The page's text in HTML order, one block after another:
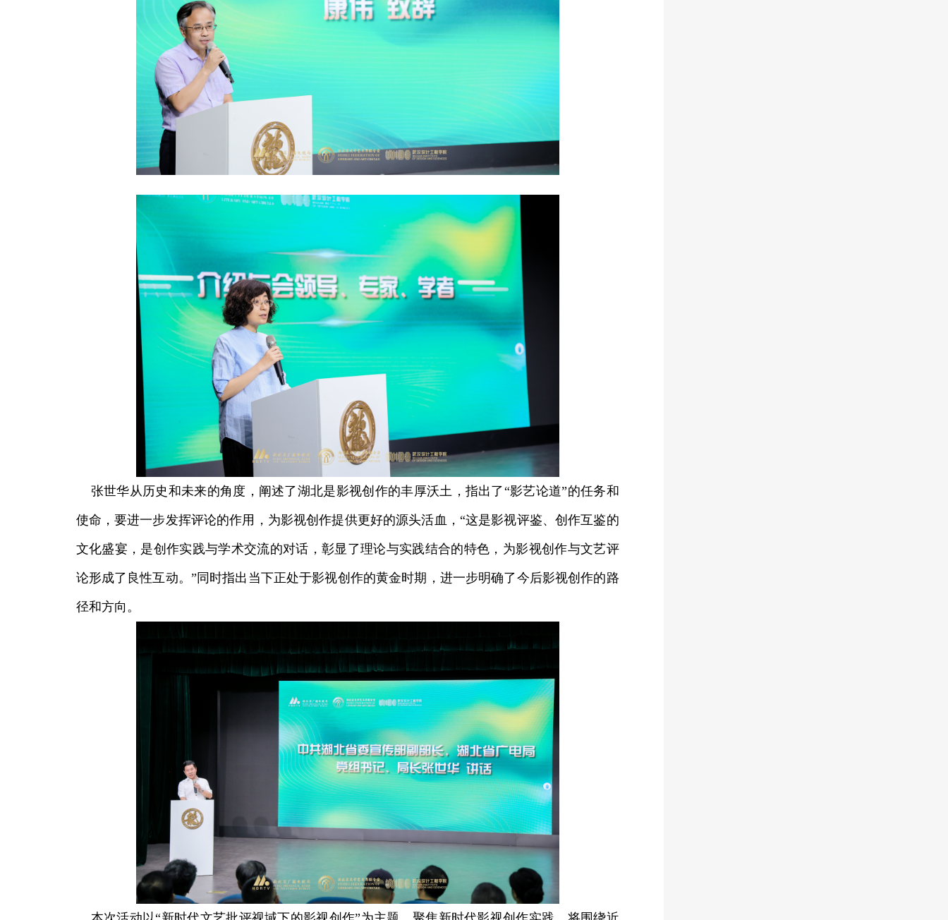
张世华从历史和未来的角度，阐述了湖北是影视创作的丰厚沃土，指出了“影艺论道”的任务和
使命，要进一步发挥评论的作用，为影视创作提供更好的源头活血，“这是影视评鉴、创作互鉴的
文化盛宴，是创作实践与学术交流的对话，彰显了理论与实践结合的特色，为影视创作与文艺评
论形成了良性互动。”同时指出当下正处于影视创作的黄金时期，进一步明确了今后影视创作的路
径和方向。